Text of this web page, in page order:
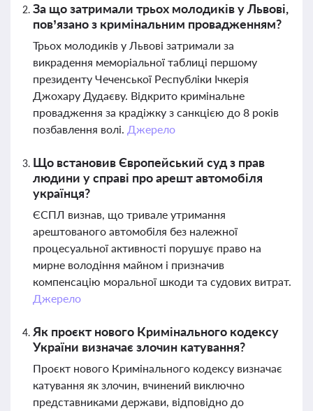
За що затримали трьох молодиків у Львові,
пов’язано з кримінальним провадженням?
Трьох молодиків у Львові затримали за
викрадення меморіальної таблиці першому
президенту Чеченської Республіки Ічкерія
Джохару Дудаєву. Відкрито кримінальне
провадження за крадіжку з санкцією до 8 років
позбавлення волі. Джерело
Що встановив Європейський суд з прав
людини у справі про арешт автомобіля
українця?
ЄСПЛ визнав, що тривале утримання
арештованого автомобіля без належної
процесуальної активності порушує право на
мирне володіння майном і призначив
компенсацію моральної шкоди та судових витрат.
Джерело
Як проєкт нового Кримінального кодексу
України визначає злочин катування?
Проєкт нового Кримінального кодексу визначає
катування як злочин, вчинений виключно
представниками держави, відповідно до